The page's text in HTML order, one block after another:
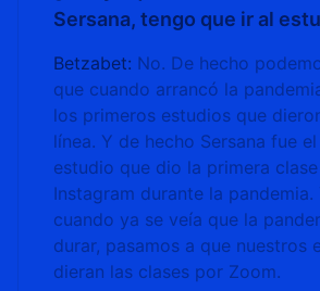
Sersana, tengo que ir al
Betzabet: No. De hecho
que cuando arrancó la
los primeros estudios que
línea. Y de hecho Sersana fue
estudio que dio la primera
Instagram durante la pandemia.
cuando ya se veía que la
durar, pasamos a que nuestros
dieran las clases por Zoom.